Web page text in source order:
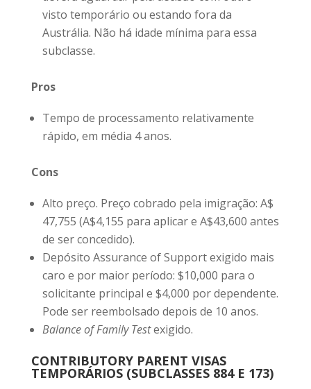
visto temporário ou estando fora da
Austrália. Não há idade mínima para essa
subclasse.
Pros
Tempo de processamento relativamente
rápido, em média 4 anos.
Cons
Alto preço. Preço cobrado pela imigração: A$
47,755 (A$4,155 para aplicar e A$43,600 antes
de ser concedido).
Depósito Assurance of Support exigido mais
caro e por maior período: $10,000 para o
solicitante principal e $4,000 por dependente.
Pode ser reembolsado depois de 10 anos.
Balance of Family Testexigido.
CONTRIBUTORY PARENT VISAS
TEMPORÁRIOS (SUBCLASSES 884 E 173)